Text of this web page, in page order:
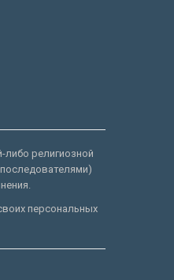
либо религиозной
персональных